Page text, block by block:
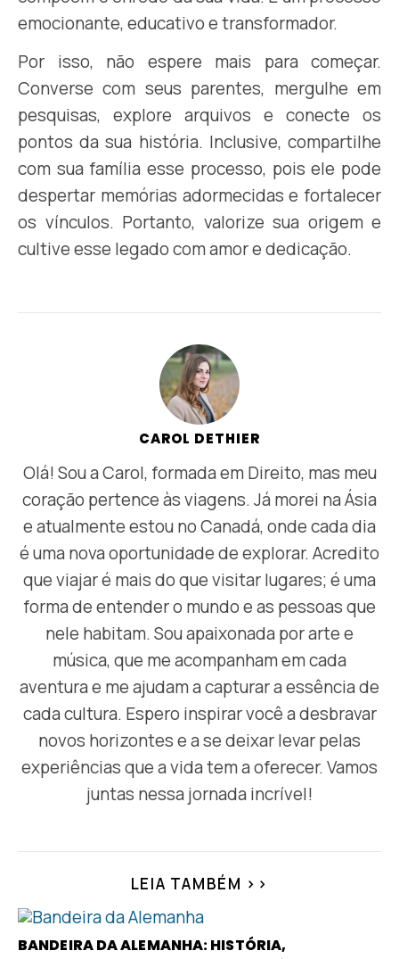
emocionante, educativo e transformador.
Por isso, não espere mais para começar.
Converse com seus parentes, mergulhe em
pesquisas, explore arquivos e conecte os
pontos da sua história. Inclusive, compartilhe
com sua família esse processo, pois ele pode
despertar memórias adormecidas e fortalecer
os vínculos. Portanto, valorize sua origem e
cultive esse legado com amor e dedicação.
CAROL DETHIER
Olá! Sou a Carol, formada em Direito, mas meu
coração pertence às viagens. Já morei na Ásia
e atualmente estou no Canadá, onde cada dia
é uma nova oportunidade de explorar. Acredito
que viajar é mais do que visitar lugares; é uma
forma de entender o mundo e as pessoas que
nele habitam. Sou apaixonada por arte e
música, que me acompanham em cada
aventura e me ajudam a capturar a essência de
cada cultura. Espero inspirar você a desbravar
novos horizontes e a se deixar levar pelas
experiências que a vida tem a oferecer. Vamos
juntas nessa jornada incrível!
LEIA TAMBÉM >>
BANDEIRA DA ALEMANHA: HISTÓRIA,